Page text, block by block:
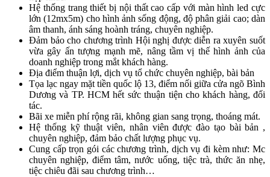
Hệ thống trang thiết bị nội thất cao cấp với màn hình led cực
lớn (12mx5m) cho hình ảnh sống động, độ phân giải cao; dàn
âm thanh, ánh sáng hoành tráng, chuyên nghiệp.
Đảm bảo cho chương trình Hội nghị được diễn ra xuyên suốt
vừa gây ấn tượng mạnh mẽ, nâng tầm vị thế hình ảnh của
doanh nghiệp trong mắt khách hàng.
Địa điểm thuận lợi, dịch vụ tổ chức chuyên nghiệp, bài bản
Tọa lạc ngay mặt tiền quốc lộ 13, điểm nối giữa cửa ngõ Bình
Dương và TP. HCM hết sức thuận tiện cho khách hàng, đối
tác.
Bãi xe miễn phí rộng rãi, không gian sang trọng, thoáng mát.
Hệ thống kỹ thuật viên, nhân viên được đào tạo bài bản ,
chuyên nghiệp, đảm bảo chất lượng phục vụ.
Cung cấp trọn gói các chương trình, dịch vụ đi kèm như: Mc
chuyên nghiệp, điểm tâm, nước uống, tiệc trà, thức ăn nhẹ,
tiệc chiêu đãi sau chương trình…